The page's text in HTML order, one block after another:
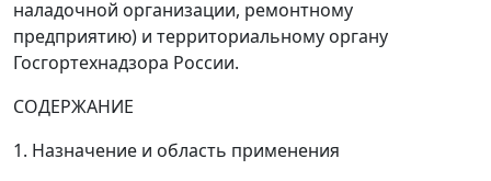
наладочной организации, ремонтному
предприятию) и территориальному органу
Госгортехнадзора России.
СОДЕРЖАНИЕ
1. Назначение и область применения